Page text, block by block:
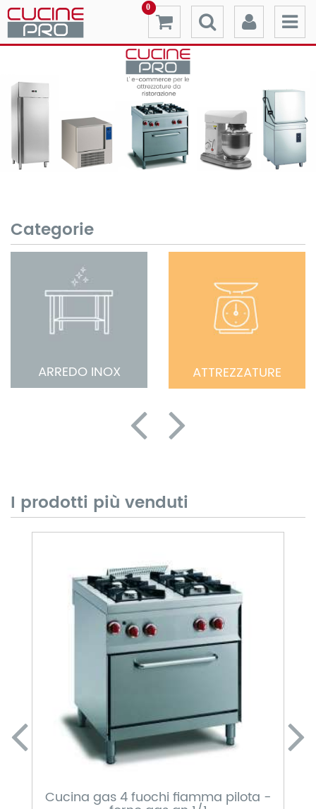
0
Categorie
ARREDO INOX ATTREZZATURE
I prodotti più venduti
Cucina gas 4 fuochi fiamma pilota -